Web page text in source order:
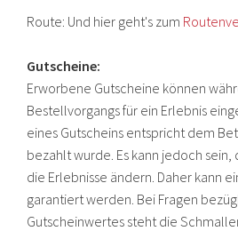
Route: Und hier geht's zum
Gutscheine:
Erworbene Gutscheine können
Bestellvorgangs für ein Erlebnis
eines Gutscheins entspricht dem
bezahlt wurde. Es kann jedoch sein,
die Erlebnisse ändern. Daher kann
garantiert werden. Bei Fragen
Gutscheinwertes steht die